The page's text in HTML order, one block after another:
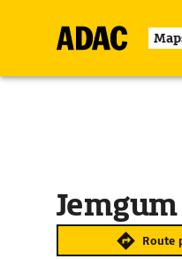
Jemgum
Route